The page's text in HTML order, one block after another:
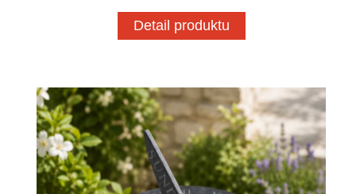
Detail produktu